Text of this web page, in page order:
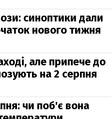
синоптики дали
нового тижня
але припече до
на 2 серпня
чи поб'є вона